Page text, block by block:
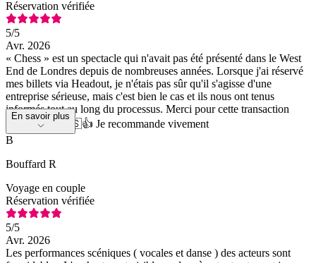
Réservation vérifiée
5/5
Avr. 2026
« Chess » est un spectacle qui n'avait pas été présenté dans le West
End de Londres depuis de nombreuses années. Lorsque j'ai réservé
mes billets via Headout, je n'étais pas sûr qu'il s'agisse d'une
entreprise sérieuse, mais c'est bien le cas et ils nous ont tenus
informés tout au long du processus. Merci pour cette transaction
sans accroc 🇺🇸👍 Je recommande vivement
En savoir plus
B
Bouffard R
Voyage en couple
Réservation vérifiée
5/5
Avr. 2026
Les performances scéniques ( vocales et danse ) des acteurs sont